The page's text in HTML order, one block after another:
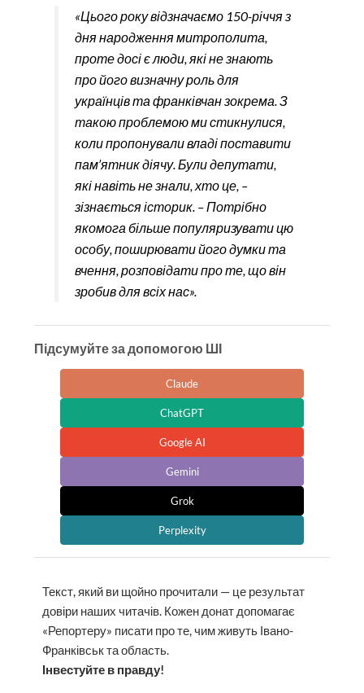
«Цього року відзначаємо 150-річчя з
дня народження митрополита,
проте досі є люди, які не знають
про його визначну роль для
українців та франківчан зокрема. З
такою проблемою ми стикнулися,
коли пропонували владі поставити
пам’ятник діячу. Були депутати,
які навіть не знали, хто це, –
зізнається історик. – Потрібно
якомога більше популяризувати цю
особу, поширювати його думки та
вчення, розповідати про те, що він
зробив для всіх нас».
Підсумуйте за допомогою ШІ
Claude
ChatGPT
Google AI
Gemini
Grok
Perplexity
Текст, який ви щойно прочитали — це результат
довіри наших читачів. Кожен донат допомагає
«Репортеру» писати про те, чим живуть Івано-
Франківськ та область.
Інвестуйте в правду!